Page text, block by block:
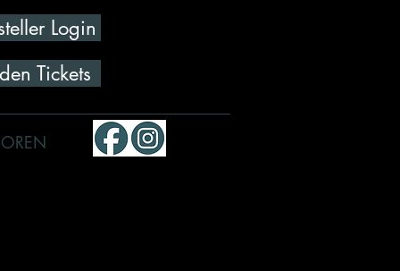
Login
Tickets